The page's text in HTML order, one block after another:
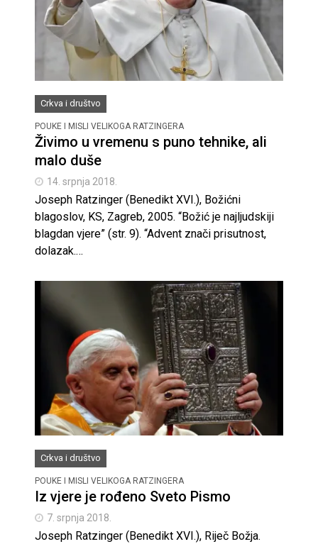
Crkva i društvo
POUKE I MISLI VELIKOGA RATZINGERA
Živimo u vremenu s puno tehnike, ali
malo duše
14. srpnja 2018.
Joseph Ratzinger (Benedikt XVI.), Božićni
blagoslov, KS, Zagreb, 2005. “Božić je najljudskiji
blagdan vjere” (str. 9). “Advent znači prisutnost,
dolazak.…
Crkva i društvo
POUKE I MISLI VELIKOGA RATZINGERA
Iz vjere je rođeno Sveto Pismo
7. srpnja 2018.
Joseph Ratzinger (Benedikt XVI.), Riječ Božja.